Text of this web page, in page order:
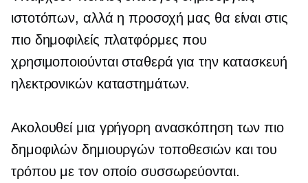
ιστοτόπων, αλλά η προσοχή μας θα είναι στις
πιο δημοφιλείς πλατφόρμες που
χρησιμοποιούνται σταθερά για την κατασκευή
ηλεκτρονικών καταστημάτων.
Ακολουθεί μια γρήγορη ανασκόπηση των πιο
δημοφιλών δημιουργών τοποθεσιών και του
τρόπου με τον οποίο συσσωρεύονται.